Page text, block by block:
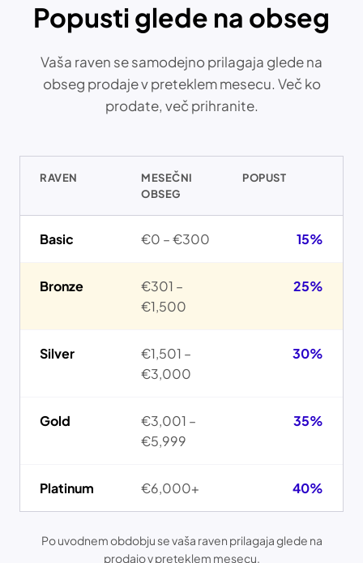
Popusti glede na obseg
Vaša raven se samodejno prilagaja glede na
obseg prodaje v preteklem mesecu. Več ko
prodate, več prihranite.
RAVEN
MESEČNI
OBSEG
POPUST
Basic €0 – €300 15%
Bronze
€301 –
€1,500
25%
Silver
€1,501 –
€3,000
30%
Gold
€3,001 –
€5,999
35%
Platinum €6,000+ 40%
Po uvodnem obdobju se vaša raven prilagaja glede na
prodajo v preteklem mesecu.